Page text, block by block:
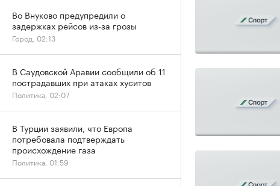
Во Внуково предупредили о
задержках рейсов из-за грозы
Город, 02:13
В Саудовской Аравии сообщили об 11
пострадавших при атаках хуситов
Политика, 02:07
В Турции заявили, что Европа
потребовала подтверждать
происхождение газа
Политика, 01:59